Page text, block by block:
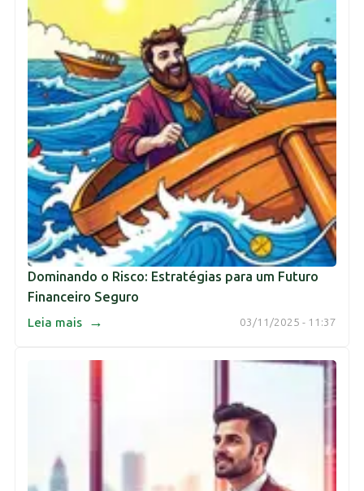
Dominando o Risco: Estratégias para um Futuro
Financeiro Seguro
03/11/2025 - 11:37
Leia mais →